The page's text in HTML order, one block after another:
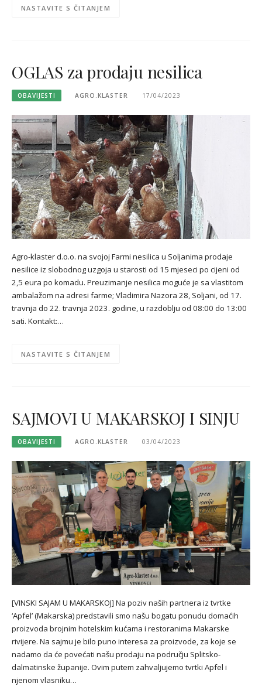
NASTAVITE S ČITANJEM
OGLAS za prodaju nesilica
OBAVIJESTI AGRO.KLASTER 17/04/2023
Agro-klaster d.o.o. na svojoj Farmi nesilica u Soljanima prodaje
nesilice iz slobodnog uzgoja u starosti od 15 mjeseci po cijeni od
2,5 eura po komadu. Preuzimanje nesilica moguće je sa vlastitom
ambalažom na adresi farme; Vladimira Nazora 28, Soljani, od 17.
travnja do 22. travnja 2023. godine, u razdoblju od 08:00 do 13:00
sati. Kontakt:…
NASTAVITE S ČITANJEM
SAJMOVI U MAKARSKOJ I SINJU
OBAVIJESTI AGRO.KLASTER 03/04/2023
[VINSKI SAJAM U MAKARSKOJ] Na poziv naših partnera iz tvrtke
‘Apfel’ (Makarska) predstavili smo našu bogatu ponudu domaćih
proizvoda brojnim hotelskim kućama i restoranima Makarske
rivijere. Na sajmu je bilo puno interesa za proizvode, za koje se
nadamo da će povećati našu prodaju na području Splitsko-
dalmatinske županije. Ovim putem zahvaljujemo tvrtki Apfel i
njenom vlasniku…